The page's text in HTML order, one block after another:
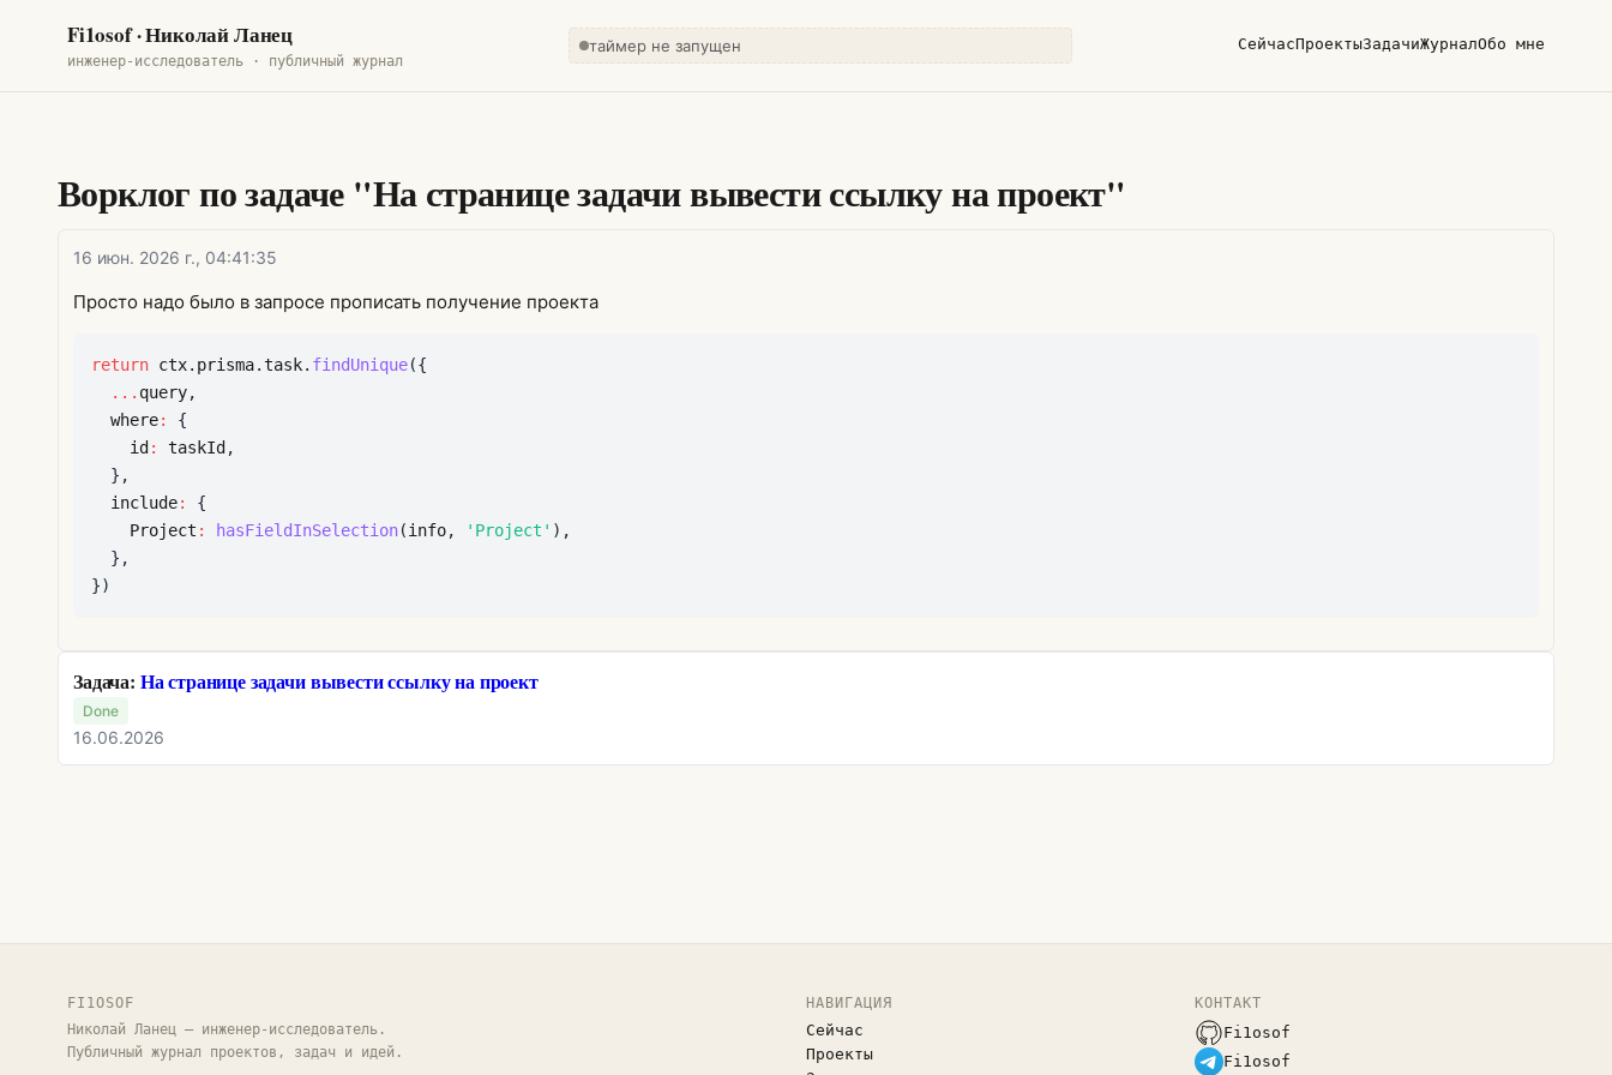
Fi1osof· Николай Ланец
инженер-исследователь · публичный журнал
таймер не запущен СейчасПроектыЗадачиЖурналОбо мне
Ворклог по задаче "На странице задачи вывести ссылку на проект"
16 июн. 2026 г., 04:41:35
Просто надо было в запросе прописать получение проекта
return ctx. prisma.task. findUnique({
... query,
  where
:
{
    id
: taskId ,
} ,
  include
:
{
    Project
: hasFieldInSelection(info, 'Project' ) ,
} ,
})
Задача: На странице задачи вывести ссылку на проект
Done
16.06.2026
FI1OSOF
Николай Ланец — инженер-исследователь.
Публичный журнал проектов, задач и идей.
НАВИГАЦИЯ
Сейчас
Проекты
КОНТАКТ
Fi1osof
Fi1osof